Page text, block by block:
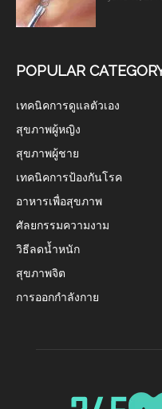
POPULAR
เทคนิคการดูแลตัวเอง
สุขภาพผู้หญิง
สุขภาพผู้ชาย
เทคนิคการป้องกันโรค
อาหารเพื่อสุขภาพ
ศัลยกรรมความงาม
วิธีลดน้ำหนัก
สุขภาพจิต
การออกกำลังกาย